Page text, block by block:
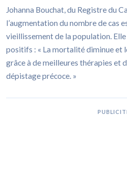
Johanna Bouchat, du Registre du
l’augmentation du nombre de cas
vieillissement de la population.
positifs : « La mortalité diminue et
grâce à de meilleures thérapies et
dépistage précoce. »